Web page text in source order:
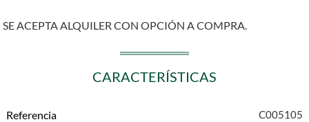
SE ACEPTA ALQUILER CON OPCIÓN A COMPRA.
CARACTERÍSTICAS
Referencia C005105